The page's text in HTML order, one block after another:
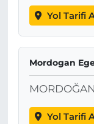
Yol Tarifi
Mordogan
Yol Tarifi